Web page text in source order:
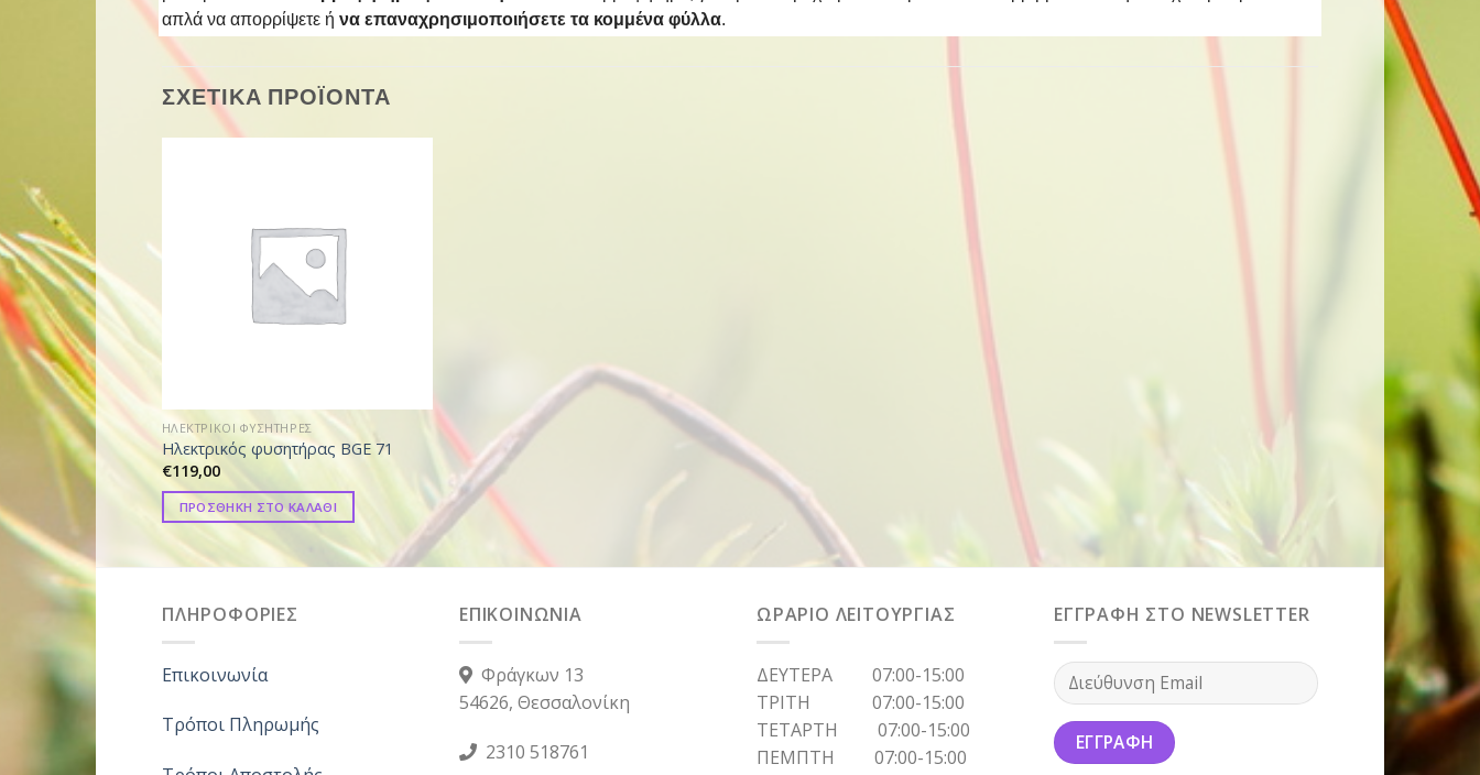
απλά να απορρίψετε ή να επαναχρησιμοποιήσετε τα κομμένα φύλλα.
ΣΧΕΤΙΚΑ ΠΡΟΪΟΝΤΑ
ΗΛΕΚΤΡΙΚΟΙ ΦΥΣΗΤΗΡΕΣ
Ηλεκτρικός φυσητήρας BGE 71
€119,00
ΠΡΟΣΘΗΚΗ ΣΤΟ ΚΑΛΑΘΙ
ΠΛΗΡΟΦΟΡΙΕΣ
Επικοινωνία
Τρόποι Πληρωμής
ΕΠΙΚΟΙΝΩΝΙΑ
Φράγκων 13
54626, Θεσσαλονίκη
2310 518761
ΩΡΑΡΙΟ ΛΕΙΤΟΥΡΓΙΑΣ
ΔΕΥΤΕΡΑ 07:00-15:00
ΤΡΙΤΗ 07:00-15:00
ΤΕΤΑΡΤΗ 07:00-15:00
ΠΕΜΠΤΗ 07:00-15:00
ΕΓΓΡΑΦΗ ΣΤΟ NEWSLETTER